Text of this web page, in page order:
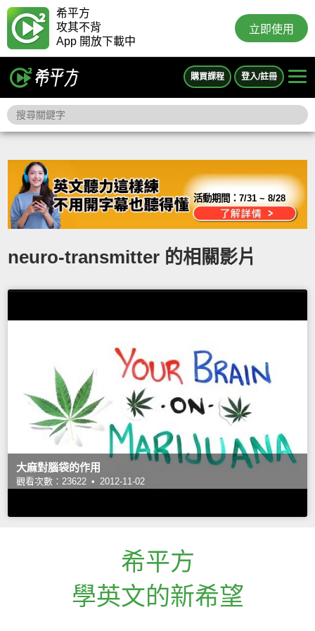
希平方
攻其不背
App 開放下載中
立即使用
購買課程 登入/註冊
活動期間：7/31 ~ 8/28
neuro-transmitter 的相關影片
大麻對腦袋的作用
觀看次數：23622 • 2012-11-02
希平方
學英文的新希望